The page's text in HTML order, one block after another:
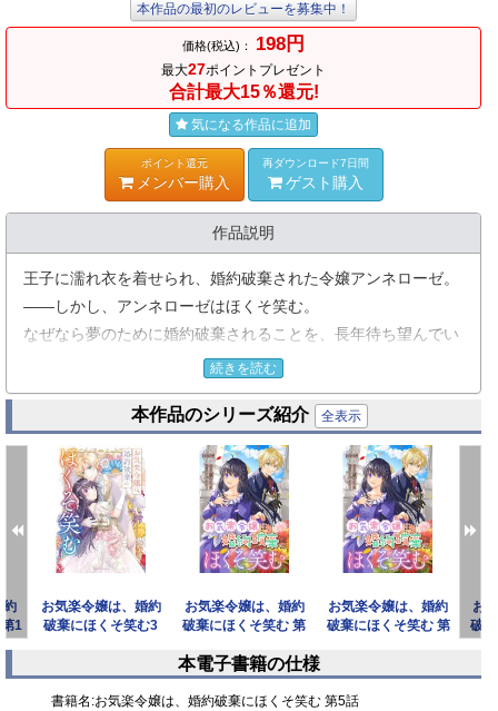
本作品の最初のレビューを募集中！
価格(税込)： 198円
最大27ポイントプレゼント
合計最大15％還元!
気になる作品に追加
ポイント還元
メンバー購入
再ダウンロード7日間
ゲスト購入
作品説明
王子に濡れ衣を着せられ、婚約破棄された令嬢アンネローゼ。
――しかし、アンネローゼはほくそ笑む。
なぜなら夢のために婚約破棄されることを、長年待ち望んでい
彼女の夢――田舎でのんびり過ごす念願を叶えるべく
計画通りに進んでいたはずだったのに、
見知らぬ美青年ゲオルグが突然求婚してきて！？
そのことをきっかけに、とある波乱にも見舞われ
彼女の運命がかわっていく…？
夢のスローライフがしたい楽観的令嬢がおりなす（ラブ）コメ
ディ！
続きを読む
本作品のシリーズ紹介 全表示
約
1
お気楽令嬢は、婚約
破棄にほくそ笑む3
お気楽令嬢は、婚約
破棄にほくそ笑む 第
お気楽令嬢は、婚約
破棄にほくそ笑む 第
お
破
prev next
本電子書籍の仕様
書籍名:お気楽令嬢は、婚約破棄にほくそ笑む 第5話